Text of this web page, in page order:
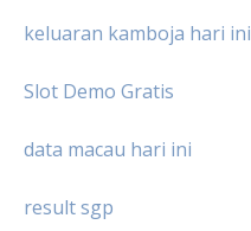
keluaran kamboja hari ini
Slot Demo Gratis
data macau hari ini
result sgp